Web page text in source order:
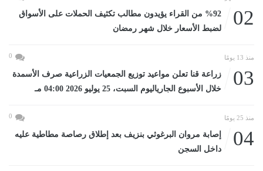
02
%92 من القراء يؤيدون مطالب تكثيف الحملات على الأسواق
لضبط الأسعار خلال شهر رمضان
منذ 13 يومًا 0
03
زراعة قنا تعلن مواعيد توزيع الجمعيات الزراعية صرف الأسمدة
خلال الأسبوع الجارياليوم السبت، 25 يوليو 2026 04:00 مـ
منذ 25 يومًا 0
04
إصابة مروان البرغوثي بنزيف بعد إطلاق رصاصة مطاطية عليه
داخل السجن